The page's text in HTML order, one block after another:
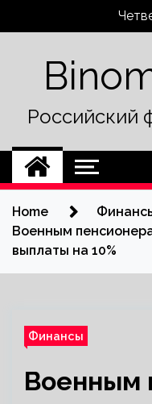
Российский
Home
Военным
выплаты на 10%
Финансы
Военным